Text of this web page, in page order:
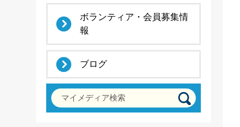
ボランティア・会員募集情
報
ブログ
マイメディア検索